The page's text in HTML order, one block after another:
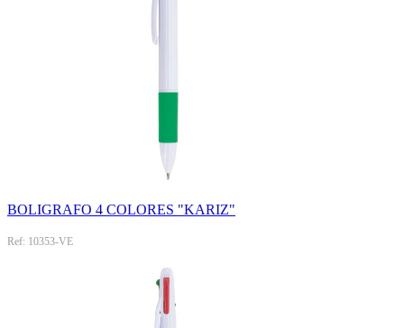
BOLIGRAFO 4 COLORES "KARIZ"
Ref: 10353-VE